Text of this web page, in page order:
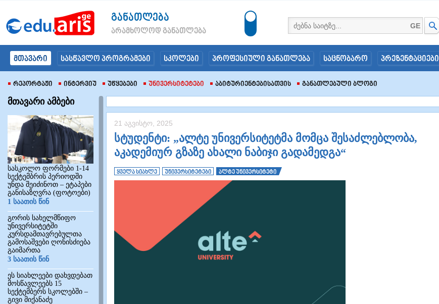
განათლება
არამხოლოდ განათლება
GE
მთავარი სასწავლო პროგრამები სკოლები პროფესიული განათლება საცნობარო პრეზენტაციები
Რეპორტაჟი Ინტერვიუ Უწყებები Უნივერსიტეტები Აბიტურიენტებისათვის Განათლებული Ბლოგი
მთავარი ამბები
სასკოლო ფორმები 1-14
სექტემბრის პერიოდში
უნდა შეიძინოთ – ეტაპები
განისაზღვრა (ფოტოები)
1 საათის წინ
გორის სახელმწიფო
უნივერსიტეტში
კურსდამთავრებულთა
გამოსაშვები ღონისძიება
გაიმართა
3 საათის წინ
ეს სიახლეები დახვდებათ
მოსწავლეებს 15
სექტემბერს სკოლებში –
გივი მიქანაძე
21 აგვისტო, 2025
სტუდენტი: „ალტე უნივერსიტეტმა მომცა შესაძლებლობა,
აკადემიურ გზაზე ახალი ნაბიჯი გადამედგა“
ყველა სიახლე უნივერსიტეტები ალტე უნივერსიტეტი